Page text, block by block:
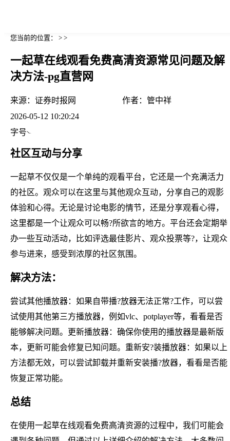
您当前的位置： > >
一起草在线观看免费高清资源常见问题及解
决方法-pg直营网
来源： 证券时报网 作者： 管中祥
2026-05-12 10:20:24
字号
社区互动与分享
一起草不仅仅是一个单纯的观看平台，它还是一个充满活力
的社区。观众可以在这里与其他观众互动，分享自己的观影
体验和心得。无论是讨论电影的情节，还是分享观看心得，
这里都是一个让观众可以畅?所欲言的地方。平台还会定期举
办一些互动活动，比如评选最佳影片、观众投票等?，让观众
参与进来，感受到浓厚的社区氛围。
解决方法：
尝试其他播放器：如果自带播?放器无法正常?工作，可以尝
试使用其他第三方播放器，例如vlc、potplayer等，看看是否
能够解决问题。更新播放器：确保你使用的播放器是最新版
本，更新可能会修复已知问题。重新安?装播放器：如果以上
方法都无效，可以尝试卸载并重新安装播?放器，看看是否能
恢复正常功能。
总结
在使用一起草在线观看免费高清资源的过程中，我们可能会